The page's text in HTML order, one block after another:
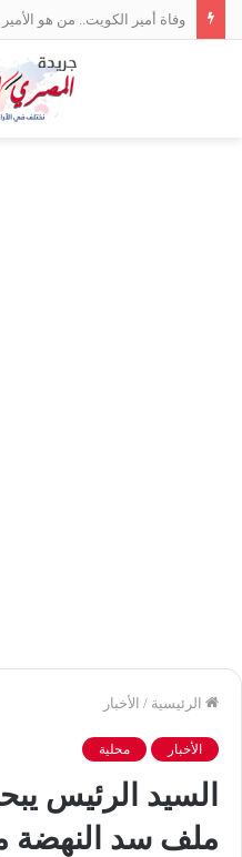
الرئيسية / الأخبار
الأخبار محلية
السيد الرئيس
ملف سد النهضة